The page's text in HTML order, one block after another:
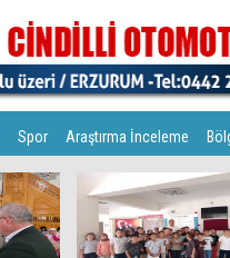
Spor Araştırma İnceleme